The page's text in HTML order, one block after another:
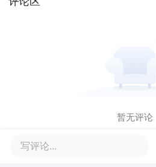
暂无评论
写评论...